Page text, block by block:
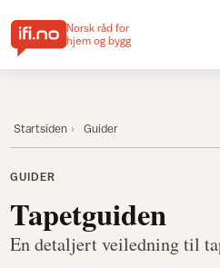
Norsk råd for
hjem og bygg
Startsiden Guider
GUIDER
Tapetguiden
En detaljert veiledning til